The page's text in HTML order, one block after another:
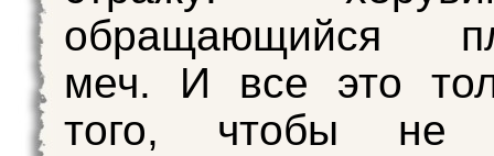
обращающийся
меч. И все это
того, чтобы